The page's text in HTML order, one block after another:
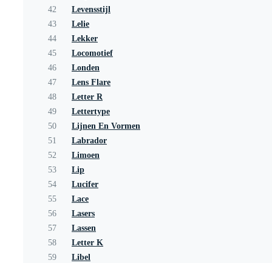
42
Levensstijl
43
Lelie
44
Lekker
45
Locomotief
46
Londen
47
Lens Flare
48
Letter R
49
Lettertype
50
Lijnen En Vormen
51
Labrador
52
Limoen
53
Lip
54
Lucifer
55
Lace
56
Lasers
57
Lassen
58
Letter K
59
Libel